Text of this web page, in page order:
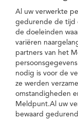
Al uw verwerkte
gedurende de tijd
de doeleinden
variëren
partners van het
nodig is voor de
ze werden
omstandigheden
Meldpunt.Al uw
bewaard